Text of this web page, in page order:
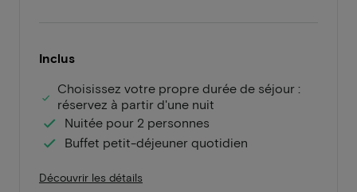
Inclus
Choisissez votre propre durée de séjour :
réservez à partir d'une nuit
Nuitée pour 2 personnes
Buffet petit-déjeuner quotidien
Découvrir les détails